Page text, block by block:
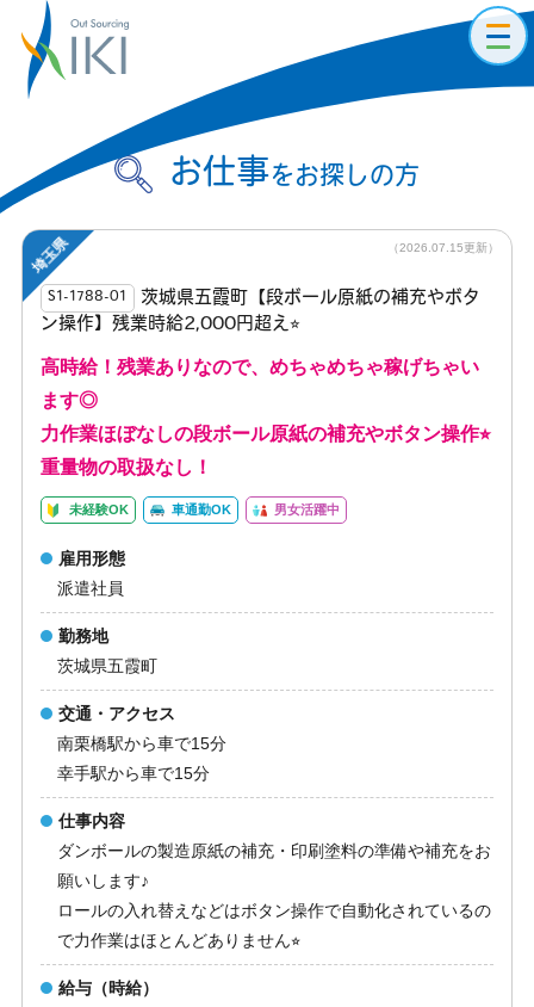
お仕事をお探しの方
S1-1788-01
茨城県五霞町【段ボール原紙の補充やボタ
ン操作】残業時給2,000円超え⭐︎
高時給！残業ありなので、めちゃめちゃ稼げちゃい
ます◎
力作業ほぼなしの段ボール原紙の補充やボタン操作⭐︎
重量物の取扱なし！
未経験OK 車通勤OK 男女活躍中
雇用形態
派遣社員
勤務地
茨城県五霞町
交通・アクセス
南栗橋駅から車で15分
幸手駅から車で15分
仕事内容
ダンボールの製造原紙の補充・印刷塗料の準備や補充をお
願いします♪
ロールの入れ替えなどはボタン操作で自動化されているの
で力作業はほとんどありません⭐︎
給与（時給）
（2026.07.15更新）
埼玉県